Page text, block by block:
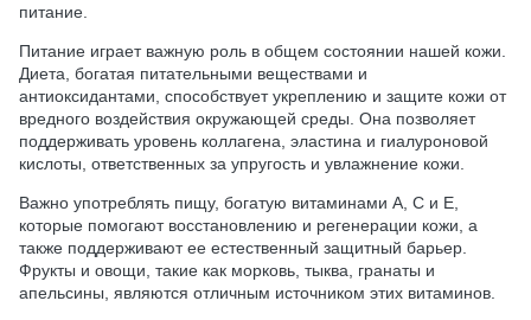
питание.
Питание играет важную роль в общем состоянии нашей кожи.
Диета, богатая питательными веществами и
антиоксидантами, способствует укреплению и защите кожи от
вредного воздействия окружающей среды. Она позволяет
поддерживать уровень коллагена, эластина и гиалуроновой
кислоты, ответственных за упругость и увлажнение кожи.
Важно употреблять пищу, богатую витаминами А, С и E,
которые помогают восстановлению и регенерации кожи, а
также поддерживают ее естественный защитный барьер.
Фрукты и овощи, такие как морковь, тыква, гранаты и
апельсины, являются отличным источником этих витаминов.